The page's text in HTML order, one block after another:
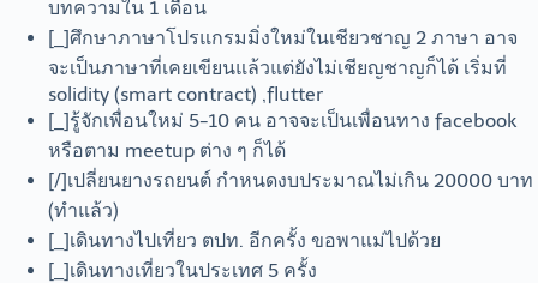
บทความใน 1 เดือน
[_]ศึกษาภาษาโปรแกรมมิ่งใหม่ในเชียวชาญ 2 ภาษา อาจ
จะเป็นภาษาที่เคยเขียนแล้วแต่ยังไม่เชียญชาญก็ได้ เริ่มที่
solidity (smart contract) ,flutter
[_]รู้จักเพื่อนใหม่ 5-10 คน อาจจะเป็นเพื่อนทาง facebook
หรือตาม meetup ต่าง ๆ ก็ได้
[/]เปลี่ยนยางรถยนต์ กำหนดงบประมาณไม่เกิน 20000 บาท
(ทำแล้ว)
[_]เดินทางไปเที่ยว ตปท. อีกครั้ง ขอพาแม่ไปด้วย
[_]เดินทางเที่ยวในประเทศ 5 ครั้ง